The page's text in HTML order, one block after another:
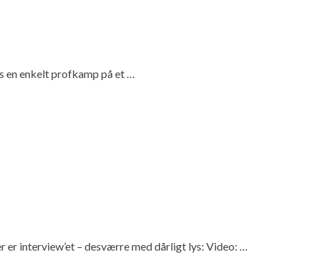
en enkelt profkamp på et …
er interview’et – desværre med dårligt lys: Video: …